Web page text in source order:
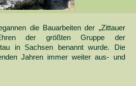
die Bauarbeiten der „Zittauer
der größten Gruppe der
in Sachsen benannt wurde. Die
Jahren immer weiter aus- und